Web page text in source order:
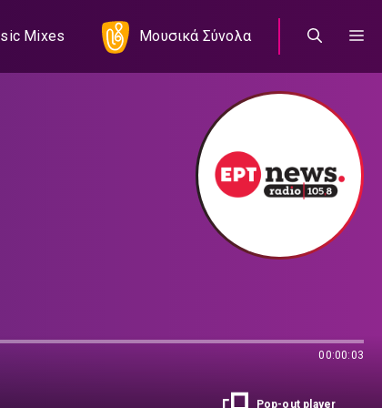
Mixes Μουσικά Σύνολα
00:00:03
Pop-out player